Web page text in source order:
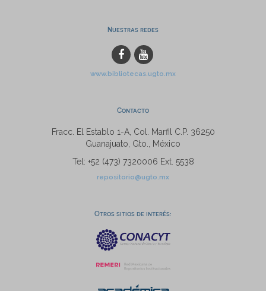
Nuestras redes
www.bibliotecas.ugto.mx
Contacto
Fracc. El Establo 1-A, Col. Marfil C.P. 36250
Guanajuato, Gto., México
Tel: +52 (473) 7320006 Ext. 5538
repositorio@ugto.mx
Otros sitios de interés: